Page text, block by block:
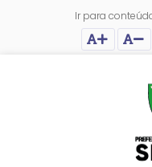
Ir para conteúdo
Ação para aumentar
Ação